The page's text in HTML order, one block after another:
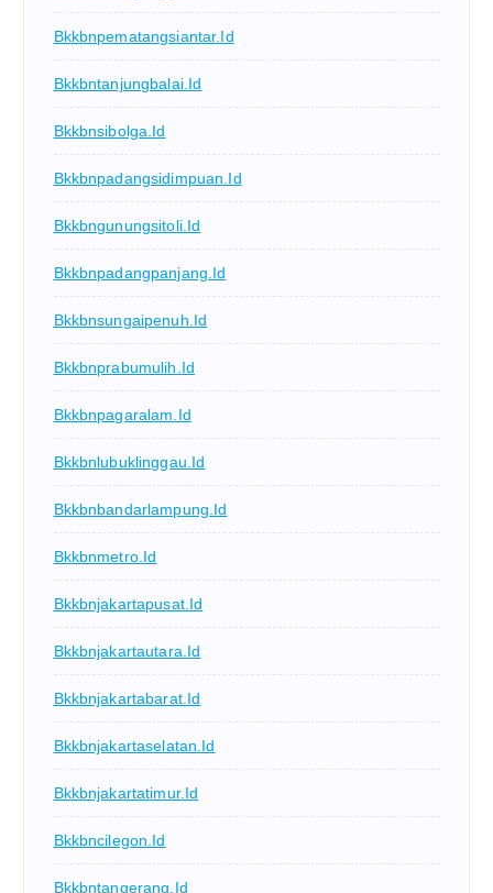
Bkkbnpematangsiantar.id
Bkkbntanjungbalai.id
Bkkbnsibolga.id
Bkkbnpadangsidimpuan.id
Bkkbngunungsitoli.id
Bkkbnpadangpanjang.id
Bkkbnsungaipenuh.id
Bkkbnprabumulih.id
Bkkbnpagaralam.id
Bkkbnlubuklinggau.id
Bkkbnbandarlampung.id
Bkkbnmetro.id
Bkkbnjakartapusat.id
Bkkbnjakartautara.id
Bkkbnjakartabarat.id
Bkkbnjakartaselatan.id
Bkkbnjakartatimur.id
Bkkbncilegon.id
Bkkbntangerang.id